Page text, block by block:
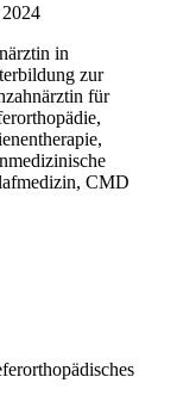
in
zur
für
CMD